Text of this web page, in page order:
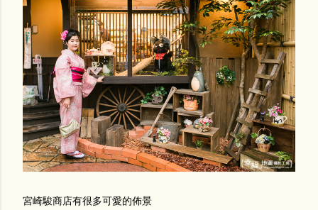
宮崎駿商店有很多可愛的佈景